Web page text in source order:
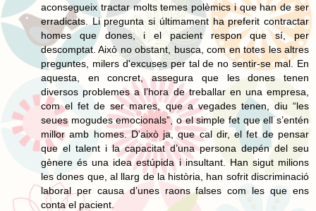
aconsegueix tractar molts temes polèmics i que han de ser
erradicats. Li pregunta si últimament ha preferit contractar
homes que dones, i el pacient respon que sí, per
descomptat. Això no obstant, busca, com en totes les altres
preguntes, milers d'excuses per tal de no sentir-se mal. En
aquesta, en concret, assegura que les dones tenen
diversos problemes a l’hora de treballar en una empresa,
com el fet de ser mares, que a vegades tenen, diu “les
seues mogudes emocionals”, o el simple fet que ell s’entén
millor amb homes. D’això ja, que cal dir, el fet de pensar
que el talent i la capacitat d’una persona depén del seu
gènere és una idea estúpida i insultant. Han sigut milions
les dones que, al llarg de la història, han sofrit discriminació
laboral per causa d’unes raons falses com les que ens
conta el pacient.